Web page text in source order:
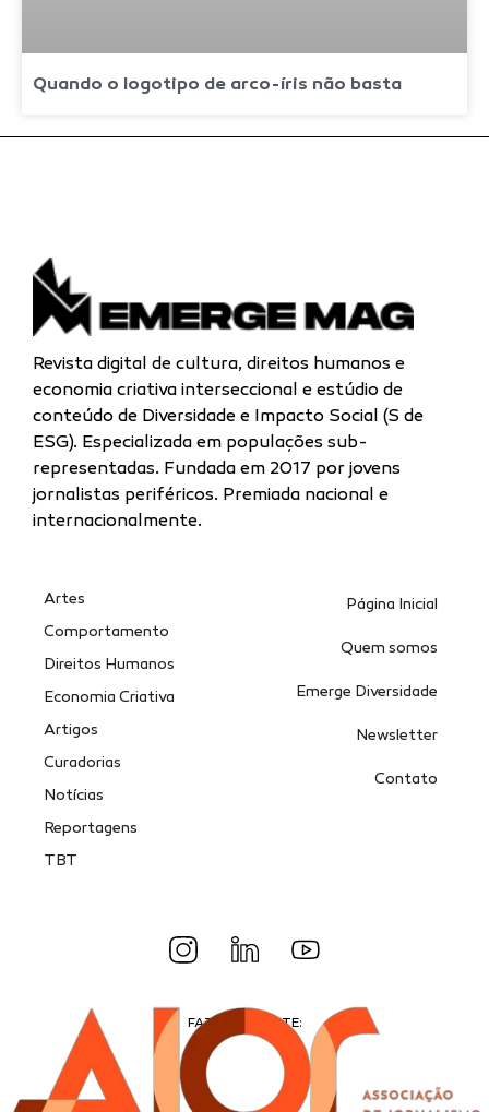
Quando o logotipo de arco-íris não basta
Revista digital de cultura, direitos humanos e
economia criativa interseccional e estúdio de
conteúdo de Diversidade e Impacto Social (S de
ESG). Especializada em populações sub-
representadas. Fundada em 2017 por jovens
jornalistas periféricos. Premiada nacional e
internacionalmente.
Artes
Comportamento
Direitos Humanos
Economia Criativa
Artigos
Curadorias
Notícias
Reportagens
TBT
Página Inicial
Quem somos
Emerge Diversidade
Newsletter
Contato
FAZEMOS PARTE: